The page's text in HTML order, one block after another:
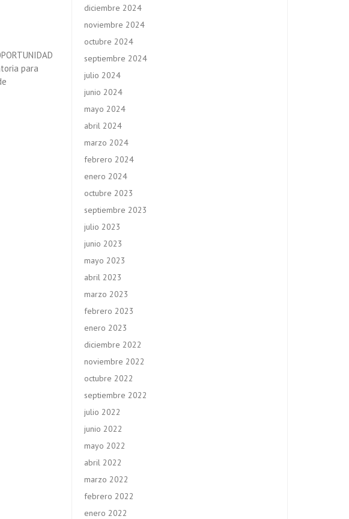
para
diciembre 2024
noviembre 2024
octubre 2024
septiembre 2024
julio 2024
junio 2024
mayo 2024
abril 2024
marzo 2024
febrero 2024
enero 2024
octubre 2023
septiembre 2023
julio 2023
junio 2023
mayo 2023
abril 2023
marzo 2023
febrero 2023
enero 2023
diciembre 2022
noviembre 2022
octubre 2022
septiembre 2022
julio 2022
junio 2022
mayo 2022
abril 2022
marzo 2022
febrero 2022
enero 2022